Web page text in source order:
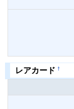
レアカード †